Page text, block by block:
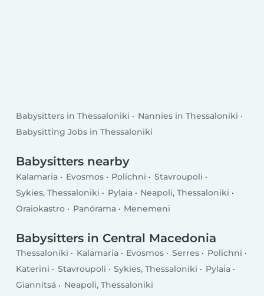
Babysitters in Thessaloniki
Nannies in Thessaloniki
Babysitting Jobs in Thessaloniki
Babysitters nearby
Kalamaria Evosmos Polichni
Stavroupoli
Sykies, Thessaloniki
Pylaia
Neapoli, Thessaloniki
Oraiokastro
Panórama Menemeni
Babysitters in Central Macedonia
Thessaloniki Kalamaria Evosmos Serres
Polichni
Katerini
Stavroupoli Sykies, Thessaloniki
Pylaia
Giannitsá
Neapoli, Thessaloniki